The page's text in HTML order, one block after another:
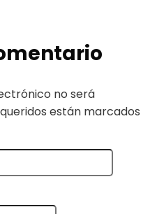
no será
están marcados